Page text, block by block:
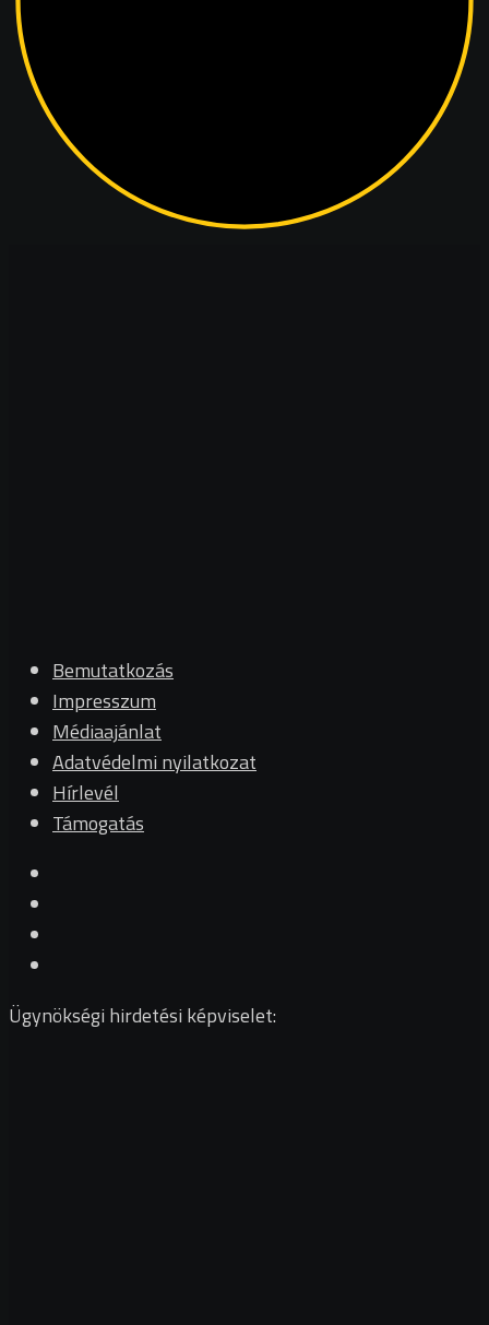
Bemutatkozás
Impresszum
Médiaajánlat
Adatvédelmi nyilatkozat
Hírlevél
Támogatás
Ügynökségi hirdetési képviselet: